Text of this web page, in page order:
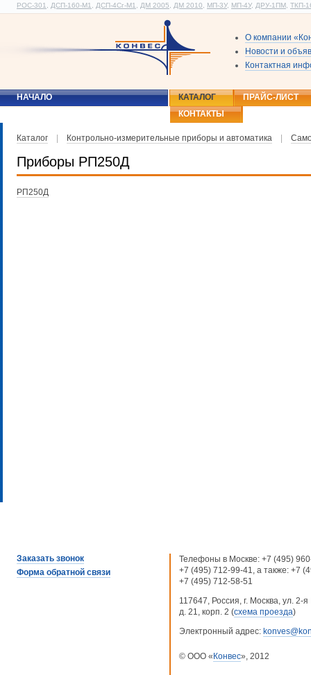
РОС-301 ДСП-160-М1 ДСП-4Сг-М1 ДМ 2005 ДМ 2010 МП-3У, МП-4У, ДРУ-1ПМ ТКП-
О компании
Новости и
Контактная
НАЧАЛО КАТАЛОГ
ПРАЙС-ЛИСТ
КОНТАКТЫ
Каталог Контрольно-измерительные приборы и автоматика
Приборы РП250Д
РП250Д
Заказать звонок
Форма обратной связи
Телефоны в Москве: +7 (495)
+7 (495) 712-99-41, а также: +7
+7 (495) 712-58-51
117647, Россия, г. Москва, ул. 2-
д. 21, корп. 2 (схема проезда)
Электронный адрес:
© ООО « Конвес», 2012